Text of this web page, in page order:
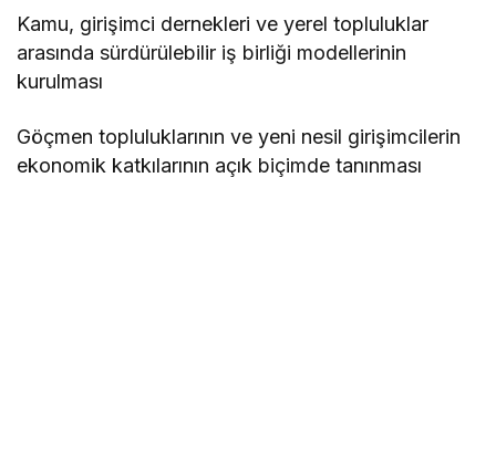
Kamu, girişimci dernekleri ve yerel topluluklar
arasında sürdürülebilir iş birliği modellerinin
kurulması
Göçmen topluluklarının ve yeni nesil girişimcilerin
ekonomik katkılarının açık biçimde tanınması